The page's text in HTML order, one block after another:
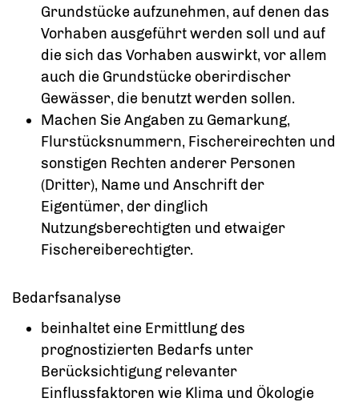
Grundstücke aufzunehmen, auf denen das
Vorhaben ausgeführt werden soll und auf
die sich das Vorhaben auswirkt, vor allem
auch die Grundstücke oberirdischer
Gewässer, die benutzt werden sollen.
Machen Sie Angaben zu Gemarkung,
Flurstücksnummern, Fischereirechten und
sonstigen Rechten anderer Personen
(Dritter), Name und Anschrift der
Eigentümer, der dinglich
Nutzungsberechtigten und etwaiger
Fischereiberechtigter.
Bedarfsanalyse
beinhaltet eine Ermittlung des
prognostizierten Bedarfs unter
Berücksichtigung relevanter
Einflussfaktoren wie Klima und Ökologie